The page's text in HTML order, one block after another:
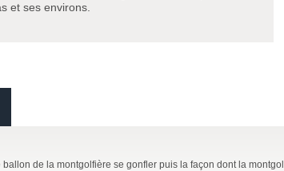
et ses environs.
de la montgolfière se gonfler puis la façon dont la